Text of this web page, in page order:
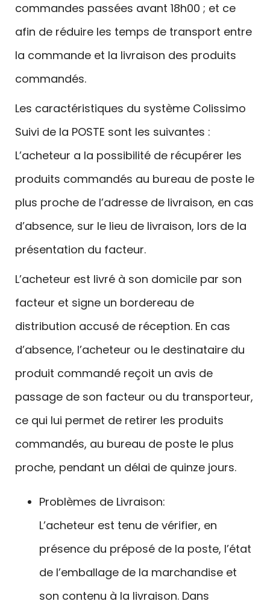
commandes passées avant 18h00 ; et ce
afin de réduire les temps de transport entre
la commande et la livraison des produits
commandés.
Les caractéristiques du système Colissimo
Suivi de la POSTE sont les suivantes :
L’acheteur a la possibilité de récupérer les
produits commandés au bureau de poste le
plus proche de l’adresse de livraison, en cas
d’absence, sur le lieu de livraison, lors de la
présentation du facteur.
L’acheteur est livré à son domicile par son
facteur et signe un bordereau de
distribution accusé de réception. En cas
d’absence, l’acheteur ou le destinataire du
produit commandé reçoit un avis de
passage de son facteur ou du transporteur,
ce qui lui permet de retirer les produits
commandés, au bureau de poste le plus
proche, pendant un délai de quinze jours.
Problèmes de Livraison:
L’acheteur est tenu de vérifier, en
présence du préposé de la poste, l’état
de l’emballage de la marchandise et
son contenu à la livraison. Dans